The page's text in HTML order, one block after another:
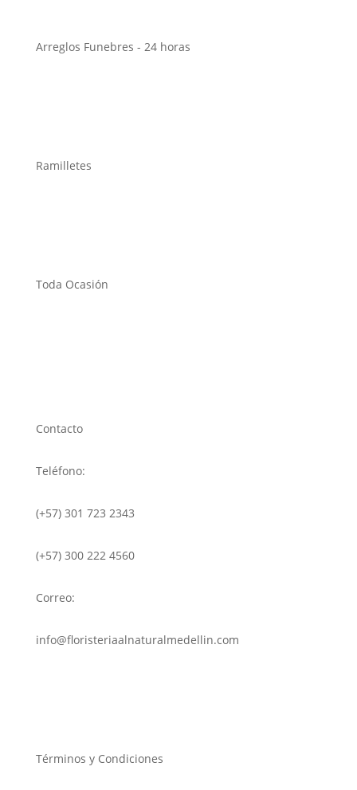
Arreglos Funebres - 24 horas
Ramilletes
Toda Ocasión
Contacto
Teléfono:
(+57) 301 723 2343
(+57) 300 222 4560
Correo:
info@floristeriaalnaturalmedellin.com
Términos y Condiciones